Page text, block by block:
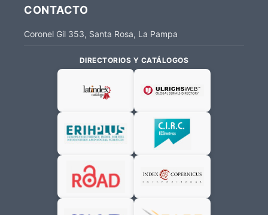
CONTACTO
Coronel Gil 353, Santa Rosa, La Pampa
DIRECTORIOS Y CATÁLOGOS